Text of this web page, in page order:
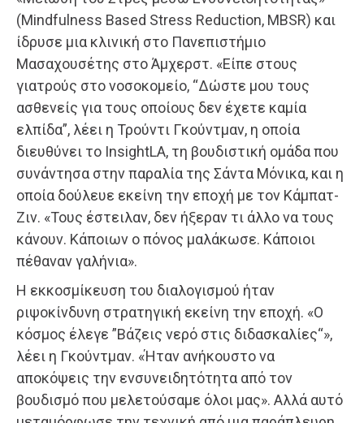
(Mindfulness Based Stress Reduction, MBSR) και
ίδρυσε μια κλινική στο Πανεπιστήμιο
Μασαχουσέτης στο Άμχερστ. «Είπε στους
γιατρούς στο νοσοκομείο, “Δώστε μου τους
ασθενείς για τους οποίους δεν έχετε καμία
ελπίδα”, λέει η Τρούντι Γκούντμαν, η οποία
διευθύνει το InsightLA, τη βουδιστική ομάδα που
συνάντησα στην παραλία της Σάντα Μόνικα, και η
οποία δούλευε εκείνη την εποχή με τον Κάμπατ-
Ζιν. «Τους έστειλαν, δεν ήξεραν τι άλλο να τους
κάνουν. Κάποιων ο πόνος μαλάκωσε. Κάποιοι
πέθαναν γαλήνια».
Η εκκοσμίκευση του διαλογισμού ήταν
ριψοκίνδυνη στρατηγική εκείνη την εποχή. «Ο
κόσμος έλεγε ”Βάζεις νερό στις διδασκαλίες“»,
λέει η Γκούντμαν. «Ήταν ανήκουστο να
αποκόψεις την ενσυνειδητότητα από τον
βουδισμό που μελετούσαμε όλοι μας». Αλλά αυτό